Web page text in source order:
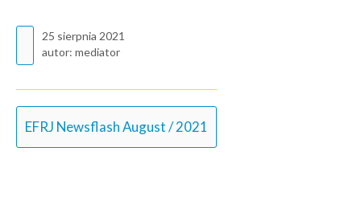
25 sierpnia 2021
autor: mediator
EFRJ Newsflash August / 2021